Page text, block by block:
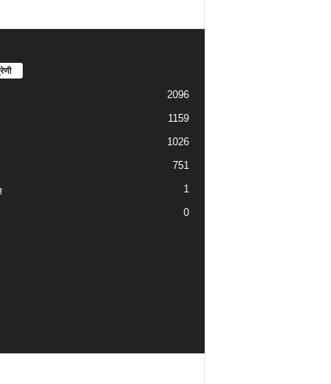
2096
1159
1026
751
1
0